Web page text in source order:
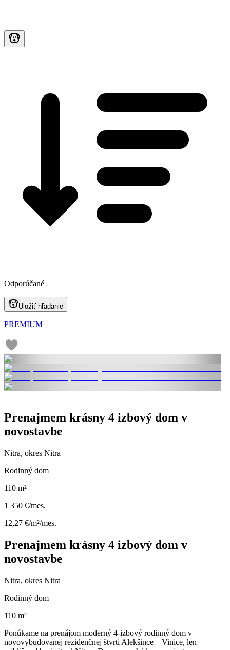
Odporúčané
Uložiť hľadanie
PREMIUM
Prenajmem krásny 4 izbový dom v
novostavbe
Nitra, okres Nitra
Rodinný dom
110 m²
1 350 €/mes.
12,27 €/m²/mes.
Prenajmem krásny 4 izbový dom v
novostavbe
Nitra, okres Nitra
Rodinný dom
110 m²
Ponúkame na prenájom moderný 4-izbový rodinný dom v
novovybudovanej rezidenčnej štvrti Alekšince – Vinice, len